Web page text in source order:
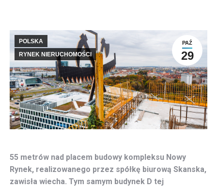
PAŹ
29
POLSKA
RYNEK NIERUCHOMOŚCI
55 metrów nad placem budowy kompleksu Nowy
Rynek, realizowanego przez spółkę biurową Skanska,
zawisła wiecha. Tym samym budynek D tej